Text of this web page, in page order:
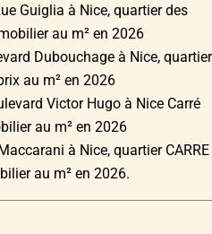
Guiglia à Nice, quartier des
au m² en 2026
Dubouchage à Nice, quartier
au m² en 2026
Victor Hugo à Nice Carré
au m² en 2026
à Nice, quartier CARRE
au m² en 2026.